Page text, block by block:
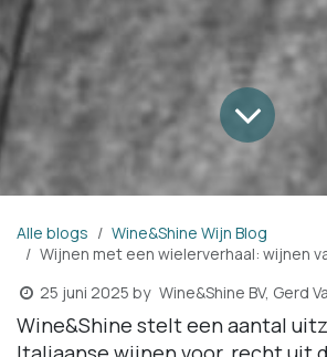
Alle blogs
Wine&Shine Wijn Blog
Wijnen met een wielerverhaal: wijnen van de wijngaarden
25 juni 2025 by Wine&Shine BV, Gerd
Wine&Shine stelt een aantal